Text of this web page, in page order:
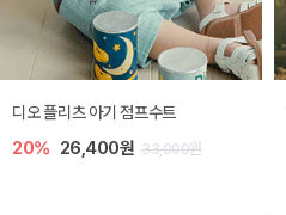
디오 플리츠 아기 점프수트
20% 26,400원 33,000원